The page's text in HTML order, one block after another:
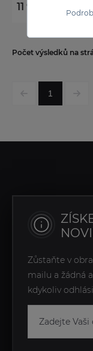
11 990 Kč
1
Počet výsledků na
Zůstaňte v
mailu a žádná
kdykoliv